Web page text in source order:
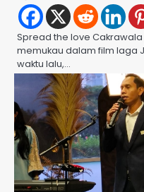
Spread the love
memukau dalam film laga
waktu lalu,…